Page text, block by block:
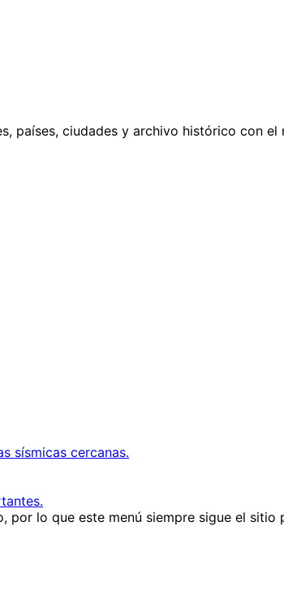
países, ciudades y archivo histórico con el
sísmicas cercanas.
por lo que este menú siempre sigue el sitio